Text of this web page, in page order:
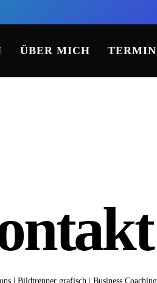
ÜBER MICH TERMIN